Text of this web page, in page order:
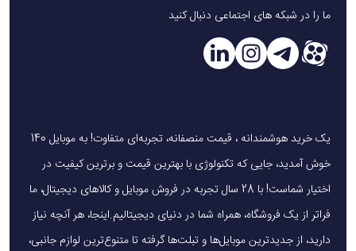
نتیجه‌گیری
از بهترین گزینه‌های موجود در بازار است. این دستگاه با
موتور قدرتمند، طراحی ارگونومیک، باتری بادوام و حالت‌های
سرعت متنوع تمیزکاری رو برای شما سریع‌تر و راحت‌تر
می‌کند.
ما را در شبکه های اجتماعی دنبال کنید
یک خرید هوشمندانه ، قیمت منصفانه، تجربه‌ای متفاوت! به موبایل 140
خوش آمدید، جایی که تکنولوژی با بهترین قیمت و برترین کیفیت در
اختیار شماست! با 28 سال تجربه در فروش موبایل و کالاهای دیجیتال، ما
فراتر از یک فروشگاه، همراه شما در دنیای دیجیتالیم.اینجا، هر آنچه نیاز
دارید، از جدیدترین موبایل‌ها و تبلت‌ها گرفته تا متنوع‌ترین لوازم جانبی،